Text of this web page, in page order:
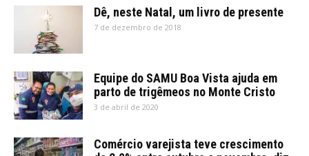
Dê, neste Natal, um livro de presente
7 de dezembro de 2018
Equipe do SAMU Boa Vista ajuda em
parto de trigêmeos no Monte Cristo
3 de abril de 2020
Comércio varejista teve crescimento